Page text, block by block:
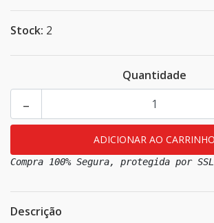
Stock: 2
Quantidade
-
Compra 100% Segura, protegida por SSL
Descrição